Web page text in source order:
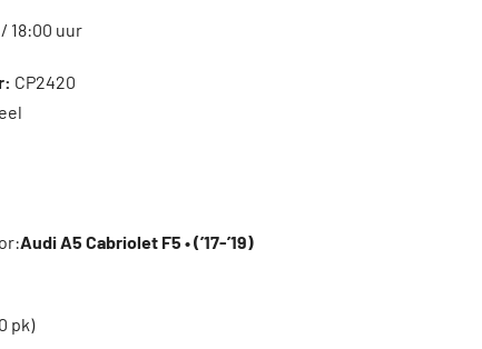
18:00 uur
CP2420
Audi A5 Cabriolet F5 • (’17-’19)
pk)